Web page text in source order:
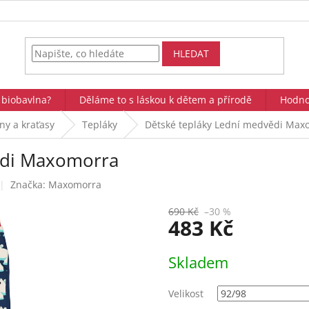
HLEDAT
biobavlna? Děláme to s láskou k dětem a přírodě
a kraťasy Tepláky Dětské tepláky Lední medvědi
Maxomorra
Značka: Maxomorra
690 Kč –30 %
483 Kč
cena:
Skladem
Velikost